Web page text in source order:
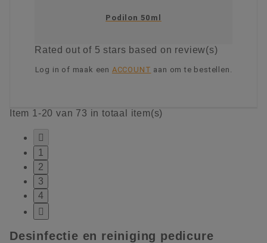
Podilon 50ml
Ratedout of 5 stars based on review(s)
Log in of maak een ACCOUNT aan om te bestellen.
Item 1-20 van 73 in totaal item(s)

1
2
3
4

Desinfectie en reiniging pedicure